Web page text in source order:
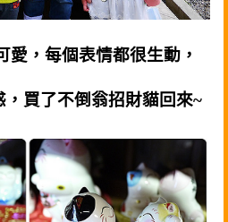
愛，每個表情都很生動，
買了不倒翁招財貓回來~